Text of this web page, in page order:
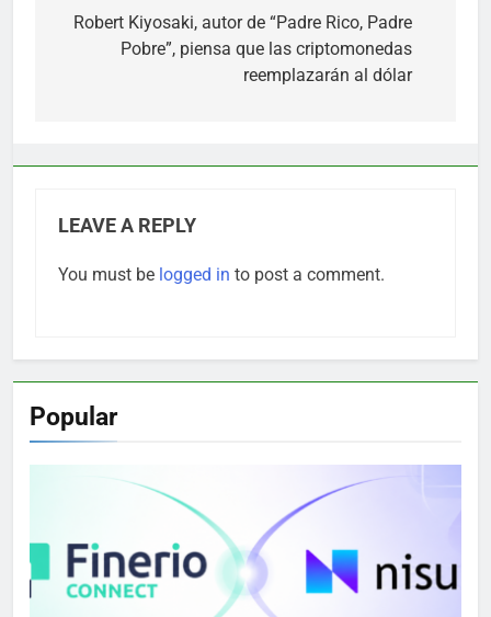
navigation
Robert Kiyosaki, autor de “Padre Rico, Padre
Pobre”, piensa que las criptomonedas
reemplazarán al dólar
LEAVE A REPLY
You must be logged in to post a comment.
Popular